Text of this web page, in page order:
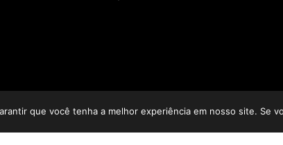
que você tenha a melhor experiência em nosso site. Se